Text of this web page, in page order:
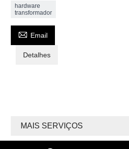
hardware
transformador
 Email
Detalhes
MAIS SERVIÇOS